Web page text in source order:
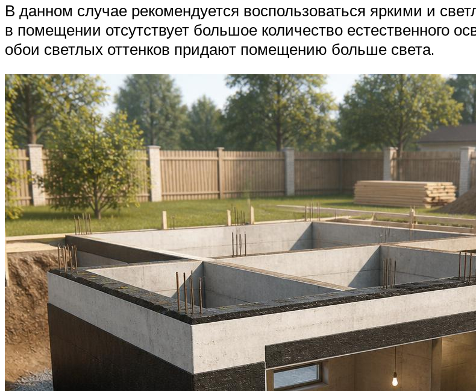
В данном случае рекомендуется воспользоваться яркими и
в помещении отсутствует большое количество естественного
обои светлых оттенков придают помещению больше света.